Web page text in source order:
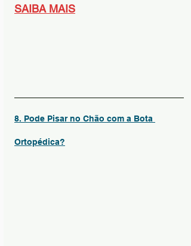
SAIBA MAIS
8. Pode Pisar no Chão com a Bota
Ortopédica?